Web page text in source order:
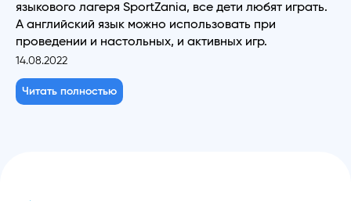
языкового лагеря SportZania, все дети любят играть.
А английский язык можно использовать при
проведении и настольных, и активных игр.
14.08.2022
Читать полностью